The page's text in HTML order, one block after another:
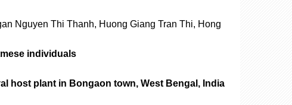
Nguyen Thi Thanh, Huong Giang Tran Thi, Hong
individuals
host plant in Bongaon town, West Bengal, India